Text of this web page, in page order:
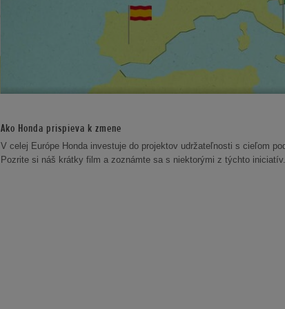
Ako Honda prispieva k zmene
V celej Európe Honda investuje do projektov udržateľnosti s cieľom
Pozrite si náš krátky film a zoznámte sa s niektorými z týchto iniciatív.